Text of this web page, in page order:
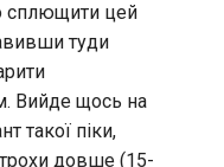
сплющити цей
туди
Вийде щось на
такої піки,
довше (15-